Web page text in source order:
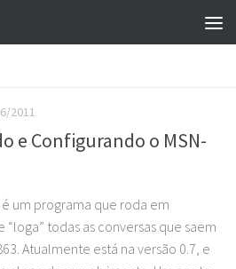
2011
e Configurando o MSN-
é um programa que roda em
“loga” todas as conversas que saem
Atualmente está na versão 0.7, e